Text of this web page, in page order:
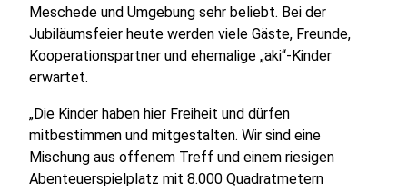
Meschede und Umgebung sehr beliebt. Bei der
Jubiläumsfeier heute werden viele Gäste, Freunde,
Kooperationspartner und ehemalige „aki“-Kinder
erwartet.
„Die Kinder haben hier Freiheit und dürfen
mitbestimmen und mitgestalten. Wir sind eine
Mischung aus offenem Treff und einem riesigen
Abenteuerspielplatz mit 8.000 Quadratmetern